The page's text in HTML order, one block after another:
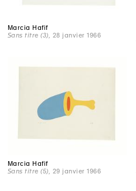
Marcia Hafif
Sans titre (3) , 28 janvier 1966
Marcia Hafif
Sans titre (5) , 29 janvier 1966